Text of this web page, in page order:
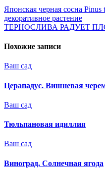
Японская черная сосна
декоративное растение
ТЕРНОСЛИВА РАДУЕТ
Похожие записи
Ваш сад
Церападус. Вишневая
Ваш сад
Тюльпановая идиллия
Ваш сад
Виноград. Солнечная ягода